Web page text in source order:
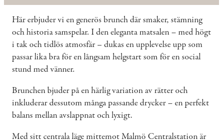
Här erbjuder vi en generös brunch där smaker, stämning
och historia samspelar. I den eleganta matsalen – med högt
i tak och tidlös atmosfär – dukas en upplevelse upp som
passar lika bra för en långsam helgstart som för en social
stund med vänner.
Brunchen bjuder på en härlig variation av rätter och
inkluderar dessutom många passande drycker – en perfekt
balans mellan avslappnat och lyxigt.
Med sitt centrala läge mittemot Malmö Centralstation är